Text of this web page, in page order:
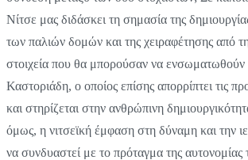
Νίτσε μας διδάσκει τη σημασία της
των παλιών δομών και της χειραφέτησης από
στοιχεία που θα μπορούσαν να
Καστοριάδη, ο οποίος επίσης απορρίπτει τις
και στηρίζεται στην ανθρώπινη
όμως, η νιτσεϊκή έμφαση στη δύναμη και την
να συνδυαστεί με το πρόταγμα της